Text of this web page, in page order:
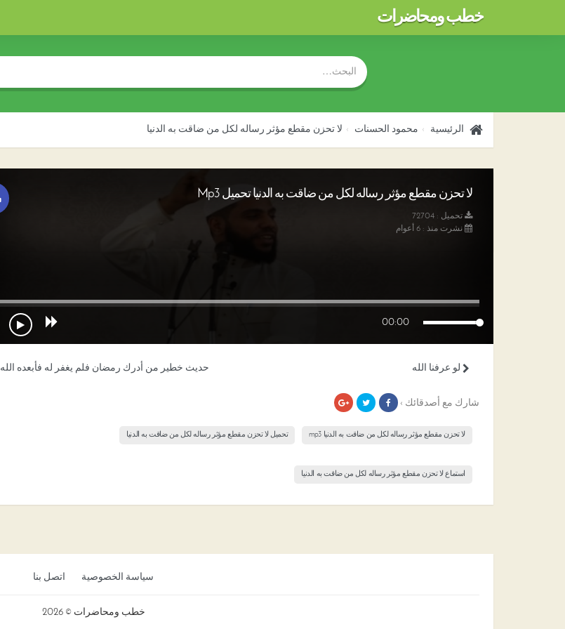
خطب ومحاضرات
الرئيسية محمود الحسنات لا تحزن مقطع مؤثر رساله لكل من ضاقت به الدنيا
لا تحزن مقطع مؤثر رساله لكل من ضاقت به الدنيا تحميل Mp3
تحميل : 72704
نشرت منذ : 6 أعوام
00:00
حديث خطير من أدرك رمضان فلم يغفر له فأبعده الله لو عرفنا الله
شارك مع أصدقائك ›
لا تحزن مقطع مؤثر رساله لكل من ضاقت به الدنيا mp3 تحميل لا تحزن مقطع مؤثر رساله لكل من ضاقت به الدنيا
استماع لا تحزن مقطع مؤثر رساله لكل من ضاقت به الدنيا
سياسة الخصوصية اتصل بنا
خطب ومحاضرات © 2026